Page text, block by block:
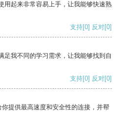
用起来非常容易上手，让我能够快速熟
支持[0] 反对[0]
足我不同的学习需求，让我能够找到自
支持[0] 反对[0]
提供最高速度和安全性的连接，并帮